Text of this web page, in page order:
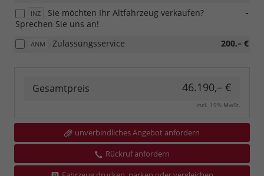
INZ -
Sie möchten Ihr Altfahrzeug verkaufen?
Sprechen Sie uns an!
ANM 200,– €
Zulassungsservice
Gesamtpreis 46.190,– €
incl. 19% MwSt.
unverbindliches Angebot anfordern
Rückruf anfordern